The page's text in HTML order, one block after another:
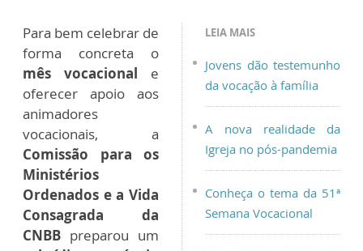
LEIA MAIS
Jovens dão testemunho
da vocação à família
A nova realidade da
Igreja no pós-pandemia
Conheça o tema da 51ª
Semana Vocacional
Para bem celebrar de
forma concreta o
mês vocacional e
oferecer apoio aos
animadores
vocacionais, a
Comissão para os
Ministérios
Ordenados e a Vida
Consagrada da
CNBB preparou um